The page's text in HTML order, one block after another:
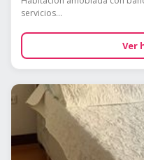
servicios...
Ver